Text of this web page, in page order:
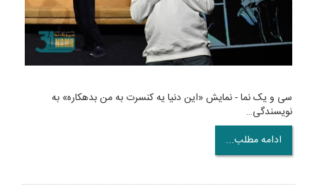
سی و یک نما - نمایش «این دنیا یه کنسرت به من بدهکاره» به
نویسندگی…
ادامه مطلب...